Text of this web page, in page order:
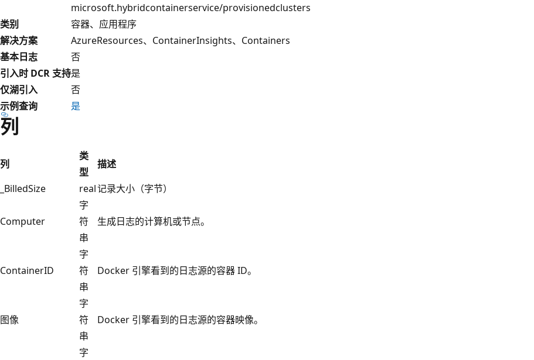
microsoft.hybridcontainerservice/provisionedclusters
类别
容器、应用程序
解决方案
AzureResources、ContainerInsights、Containers
基本日志
否
引入时 DCR 支持是
仅湖引入
否
示例查询
是
列
列
类
型
描述
_BilledSize
real记录大小（字节）
Computer
字
符
串
生成日志的计算机或节点。
ContainerID
字
符
串
Docker 引擎看到的日志源的容器 ID。
图像
字
符
串
Docker 引擎看到的日志源的容器映像。
字